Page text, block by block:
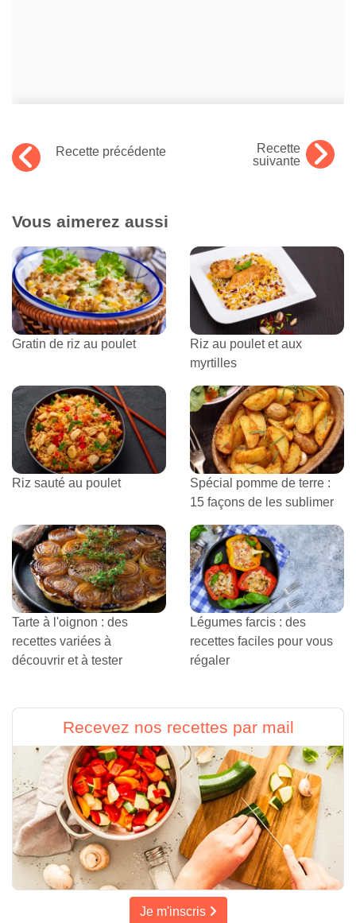
Recette précédente
Recette
suivante
Vous aimerez aussi
Gratin de riz au poulet
Riz au poulet et aux
myrtilles
Riz sauté au poulet
Spécial pomme de terre :
15 façons de les sublimer
Tarte à l'oignon : des
recettes variées à
découvrir et à tester
Légumes farcis : des
recettes faciles pour vous
régaler
Recevez nos recettes par mail
Je m'inscris